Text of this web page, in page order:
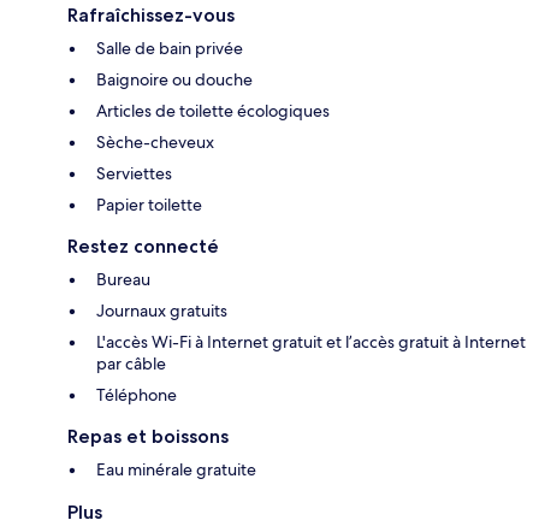
Rafraîchissez-vous
Salle de bain privée
Baignoire ou douche
Articles de toilette écologiques
Sèche-cheveux
Serviettes
Papier toilette
Restez connecté
Bureau
Journaux gratuits
L'accès Wi-Fi à Internet gratuit et l’accès gratuit à Internet
par câble
Téléphone
Repas et boissons
Eau minérale gratuite
Plus